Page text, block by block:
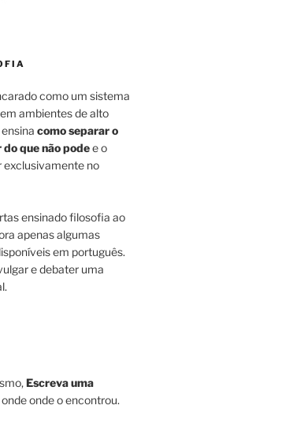
como um sistema
ambientes de alto
como separar o
que não podee o
exclusivamente no
ensinado filosofia ao
apenas algumas
em português.
e debater uma
Escreva uma
onde o encontrou.